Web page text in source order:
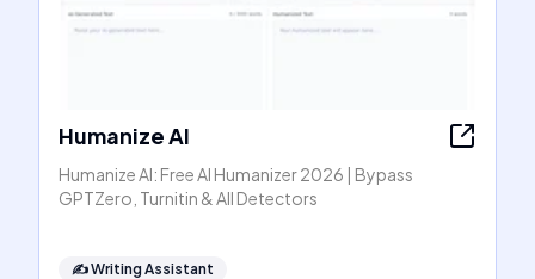
Humanize AI
Humanize AI: Free AI Humanizer 2026 | Bypass
GPTZero, Turnitin & All Detectors
✍️Writing Assistant